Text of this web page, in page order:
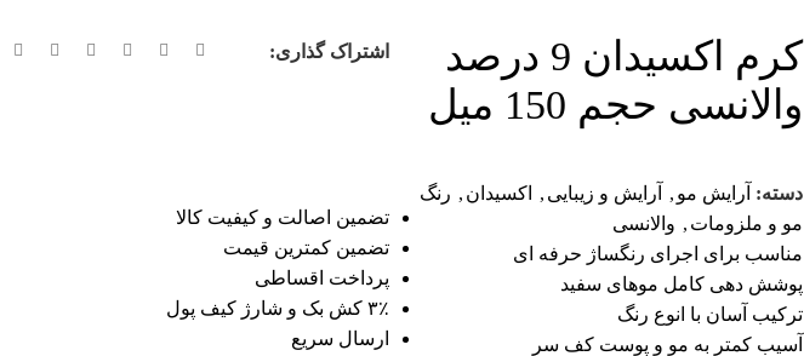
کرم اکسیدان 9 درصد
والانسی حجم 150 میل
اشتراک گذاری:
دسته: آرایش مو , آرایش و زیبایی , اکسیدان , رنگ
مو و ملزومات , والانسی
مناسب برای اجرای رنگساژ حرفه ای
پوشش دهی کامل موهای سفید
ترکیب آسان با انوع رنگ
آسیب کمتر به مو و پوست کف سر
تضمین اصالت و کیفیت کالا
تضمین کمترین قیمت
پرداخت اقساطی
۳٪ کش بک و شارژ کیف پول
ارسال سریع